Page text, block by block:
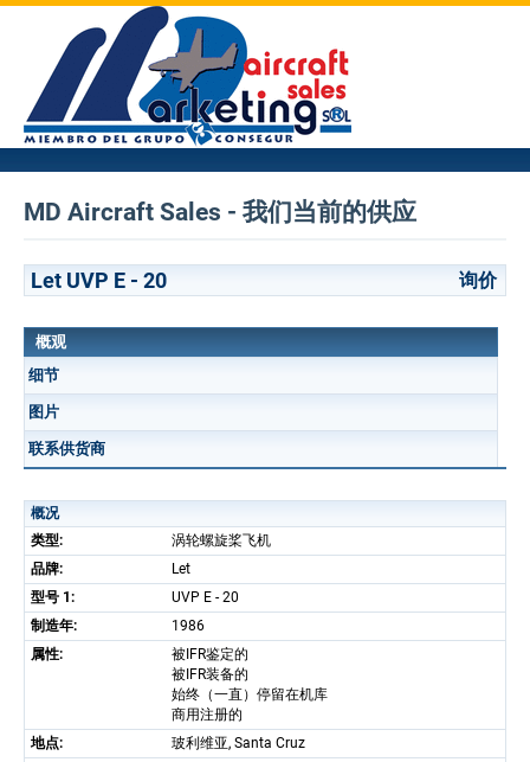
MD Aircraft Sales - 我们当前的供应
Let UVP E - 20 询价
概观
细节
图片
联系供货商
概况
类型:
涡轮螺旋桨飞机
品牌:
Let
型号 1:
UVP E - 20
制造年:
1986
属性:
被IFR鉴定的
被IFR装备的
始终（一直）停留在机库
商用注册的
地点:
玻利维亚, Santa Cruz